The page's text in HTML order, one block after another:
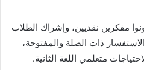
مفكرين نقديين، وإشراك الطلاب
ذات الصلة والمفتوحة،
متعلمي اللغة الثانية.